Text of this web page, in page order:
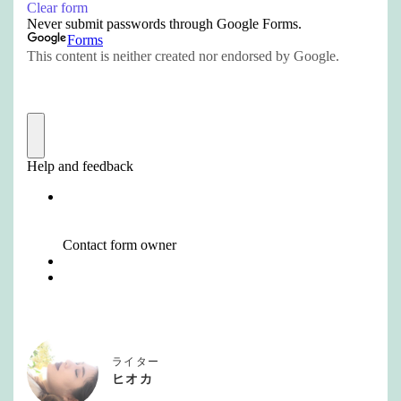
ライター
ヒオカ